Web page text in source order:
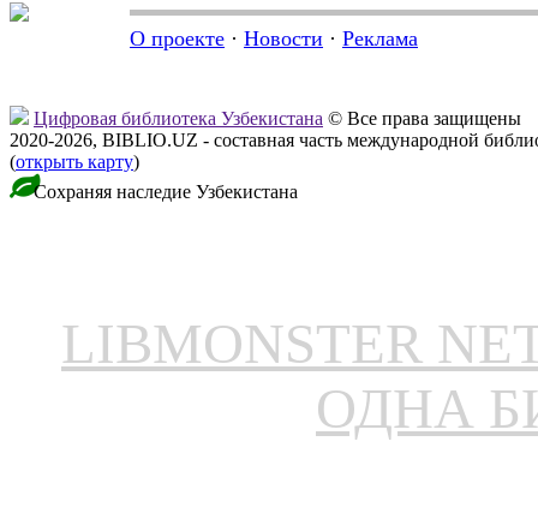
О проекте · Новости · Реклама
Цифровая библиотека Узбекистана © Все права защищены
2020-2026, BIBLIO.UZ - составная часть международной
(открыть карту)
Сохраняя наследие Узбекистана
LIBMONSTER
ОДНА